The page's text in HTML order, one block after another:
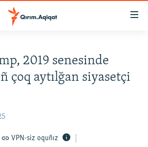
2019 senesinde
çoq aytılğan siyasetçi
VPN-siz oquñız